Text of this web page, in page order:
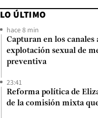
LO ÚLTIMO
hace 8 min
Capturan en los
explotación sexual de
preventiva
23:41
Reforma política de
de la comisión mixta